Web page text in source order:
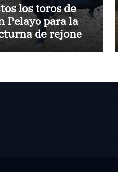
los toros de
Pelayo para la
de rejones
El Puerto